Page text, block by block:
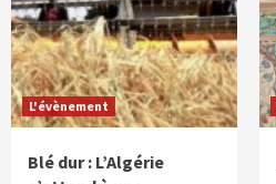
L'évènement
Blé dur : L’Algérie